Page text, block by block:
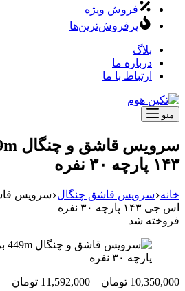
فروش ویژه
پرفروش‌ترین‌ها
بلاگ
درباره ما
ارتباط با ما
منو
۱۴۳ پارچه ۳۰ نفره
خانه سرویس قاشق چنگال
اس جی ۱۴۳ پارچه ۳۰ نفره
فروخته شد
10,350,000 تومان –
11,592,000 تومان